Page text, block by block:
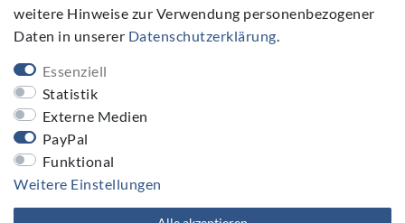
E-MAIL **
Newsletter
Honig
Hiermit bestätige ich, dass ich die
gelesen habe. Meine Einwilligung kann ich jederzeit widerrufen.**
weitere Hinweise zur Verwendung personenbezogener
Daten in unserer Daten­schutz­erklärung.
Essenziell
Statistik
Externe Medien
PayPal
Funktional
Weitere Einstellungen